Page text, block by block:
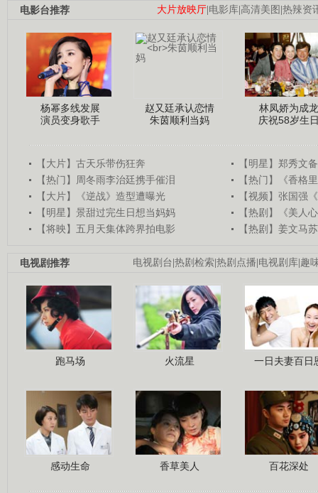
大片放映厅 电影库 高清美图 热辣资
电影台推荐
杨幂多线发展
演员变身歌手
赵又廷承认恋情
朱茵顺利当妈
林凤娇为成龙
庆祝58岁生
【大片】古天乐带伤狂奔
【明星】郑秀文
【热门】周冬雨李治廷携手催泪
【热门】《香格
【大片】《逆战》造型遭曝光
【视频】张国强
【明星】景甜过完生日想当妈妈
【热剧】《美人
【将映】五月天集体跨界拍电影
【热剧】姜文马
电视剧台 热剧检索 热剧点播 电视剧库 趣
电视剧推荐
跑马场 火流星 一日夫妻百日
感动生命 香草美人 百花深处